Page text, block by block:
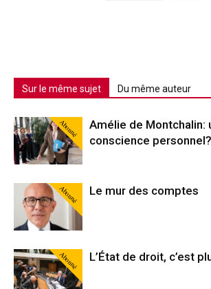
Sur le même sujet Du même auteur
Abonné
Amélie de Montchalin:
conscience personnel?
Abonné Le mur des comptes
Abonné L’État de droit, c’est